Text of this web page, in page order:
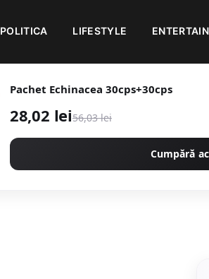
POLITICA LIFESTYLE
Pachet Echinacea 30cps+30cps
28,02 lei56,03 lei
Cumpără